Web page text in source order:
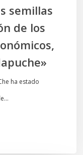
semillas
de los
ha estado